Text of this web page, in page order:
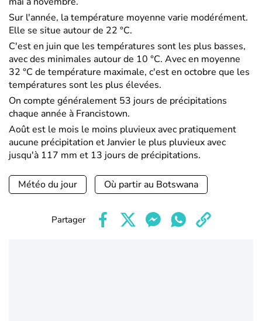
Sur l'année, la température moyenne varie modérément.
Elle se situe autour de 22 °C.
C'est en juin que les températures sont les plus basses,
avec des minimales autour de 10 °C. Avec en moyenne
32 °C de température maximale, c'est en octobre que les
températures sont les plus élevées.
On compte généralement 53 jours de précipitations
chaque année à Francistown.
Août est le mois le moins pluvieux avec pratiquement
aucune précipitation et Janvier le plus pluvieux avec
jusqu'à 117 mm et 13 jours de précipitations.
Météo du jour Où partir au Botswana
Partager